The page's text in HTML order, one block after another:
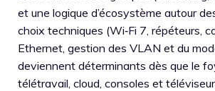
et une logique d’écosystème autour
choix techniques (Wi‑Fi 7, répéteurs,
Ethernet, gestion des VLAN et du
deviennent déterminants dès que le
télétravail, cloud, consoles et